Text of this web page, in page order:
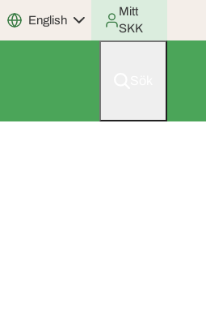
English
Mitt
SKK